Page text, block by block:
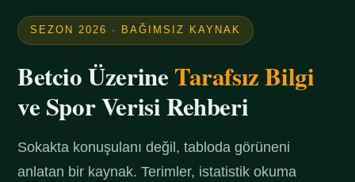
SEZON 2026 · BAĞIMSIZ KAYNAK
Betcio ÜzerineTarafsız Bilgi
ve Spor Verisi Rehberi
Sokakta konuşulanı değil, tabloda görüneni
anlatan bir kaynak. Terimler, istatistik okuma